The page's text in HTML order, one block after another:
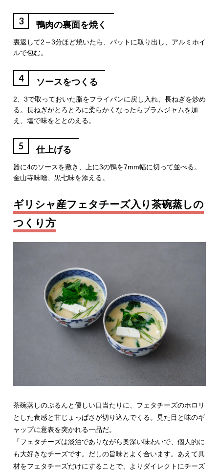
3 鴨肉の裏面を焼く
裏返して2～3分ほど焼いたら、バットに取り出し、アルミホイ
ルで包む。
4 ソースをつくる
2、3で取っておいた脂をフライパンに戻し入れ、長ねぎを炒め
る。長ねぎがとろとろに柔らかくなったらプラムジャムを加
え、塩で味をととのえる。
5 仕上げる
器に4のソースを敷き、上に3の鴨を7mm幅に切って並べる。
金山寺味噌、黒七味を添える。
ギリシャ産フェタチーズ入り茶碗蒸しの
つくり方
茶碗蒸しのぷるんと優しい口当たりに、フェタチーズのホロリ
とした食感と甘じょっぱさが切り込んでくる。見た目と味のギ
ャップに意表を突かれる一品だ。
「フェタチーズは淡泊でありながら奥深い味わいで、個人的に
も大好きなチーズです。だしの旨味とよく合います。あえて具
材をフェタチーズだけにすることで、よりダイレクトにチーズ